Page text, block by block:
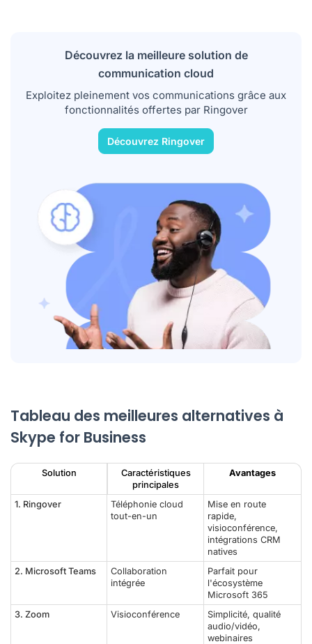
Découvrez la meilleure solution de
communication cloud
Exploitez pleinement vos communications grâce aux
fonctionnalités offertes par Ringover
Découvrez Ringover
Tableau des meilleures alternatives à
Skype for Business
Solution
Caractéristiques
principales
Avantages
1. Ringover
Téléphonie cloud
tout-en-un
Mise en route
rapide,
visioconférence,
intégrations CRM
natives
2. Microsoft Teams
Collaboration
intégrée
Parfait pour
l'écosystème
Microsoft 365
3. Zoom
Visioconférence
Simplicité, qualité
audio/vidéo,
webinaires